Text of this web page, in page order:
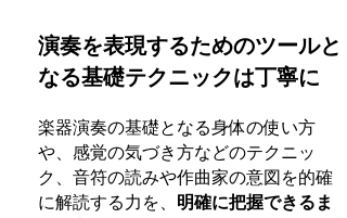
演奏を表現するためのツールと
なる基礎テクニックは丁寧に
楽器演奏の基礎となる身体の使い方
や、感覚の気づき方などのテクニッ
ク、音符の読みや作曲家の意図を的確
に解読する力を、 明確に把握できるま